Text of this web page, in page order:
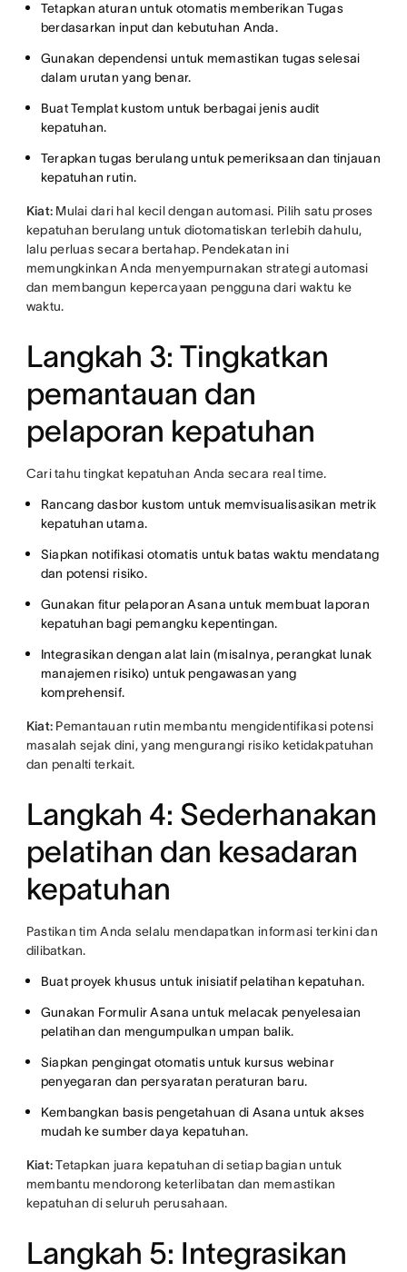
Tetapkan aturan untuk otomatis memberikan Tugas
berdasarkan input dan kebutuhan Anda.
Gunakan dependensi untuk memastikan tugas selesai
dalam urutan yang benar.
Buat Templat kustom untuk berbagai jenis audit
kepatuhan.
Terapkan tugas berulang untuk pemeriksaan dan tinjauan
kepatuhan rutin.
Kiat: Mulai dari hal kecil dengan automasi. Pilih satu proses
kepatuhan berulang untuk diotomatiskan terlebih dahulu,
lalu perluas secara bertahap. Pendekatan ini
memungkinkan Anda menyempurnakan strategi automasi
dan membangun kepercayaan pengguna dari waktu ke
waktu.
Langkah 3: Tingkatkan
pemantauan dan
pelaporan kepatuhan
Cari tahu tingkat kepatuhan Anda secara real time.
Rancang dasbor kustom untuk memvisualisasikan metrik
kepatuhan utama.
Siapkan notifikasi otomatis untuk batas waktu mendatang
dan potensi risiko.
Gunakan fitur pelaporan Asana untuk membuat laporan
kepatuhan bagi pemangku kepentingan.
Integrasikan dengan alat lain (misalnya, perangkat lunak
manajemen risiko) untuk pengawasan yang
komprehensif.
Kiat: Pemantauan rutin membantu mengidentifikasi potensi
masalah sejak dini, yang mengurangi risiko ketidakpatuhan
dan penalti terkait.
Langkah 4: Sederhanakan
pelatihan dan kesadaran
kepatuhan
Pastikan tim Anda selalu mendapatkan informasi terkini dan
dilibatkan.
Buat proyek khusus untuk inisiatif pelatihan kepatuhan.
Gunakan Formulir Asana untuk melacak penyelesaian
pelatihan dan mengumpulkan umpan balik.
Siapkan pengingat otomatis untuk kursus webinar
penyegaran dan persyaratan peraturan baru.
Kembangkan basis pengetahuan di Asana untuk akses
mudah ke sumber daya kepatuhan.
Kiat:Tetapkan juara kepatuhan di setiap bagian untuk
membantu mendorong keterlibatan dan memastikan
kepatuhan di seluruh perusahaan.
Langkah 5: Integrasikan